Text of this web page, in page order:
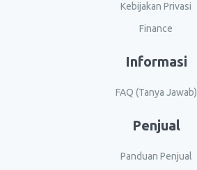
Kebijakan Privasi
Finance
Informasi
FAQ (Tanya Jawab)
Penjual
Panduan Penjual